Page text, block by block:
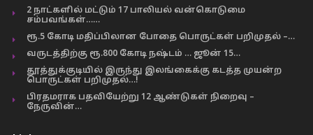
2 நாட்களில் மட்டும் 17 பாலியல் வன்கொடுமை
சம்பவங்கள்……
ரூ.5 கோடி மதிப்பிலான போதை பொருட்கள் பறிமுதல் –…
வருடத்திற்கு ரூ.800 கோடி நஷ்டம் … ஜூன் 15…
தூத்துக்குடியில் இருந்து இலங்கைக்கு கடத்த முயன்ற
பொருட்கள் பறிமுதல்…!
பிரதமராக பதவியேற்று 12 ஆண்டுகள் நிறைவு –
நேருவின்…